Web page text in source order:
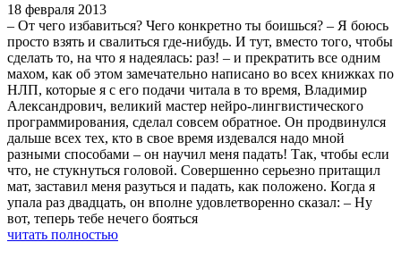
18 февраля 2013
– От чего избавиться? Чего конкретно ты боишься? – Я боюсь
просто взять и свалиться где-нибудь. И тут, вместо того, чтобы
сделать то, на что я надеялась: раз! – и прекратить все одним
махом, как об этом замечательно написано во всех книжках по
НЛП, которые я с его подачи читала в то время, Владимир
Александрович, великий мастер нейро-лингвистического
программирования, сделал совсем обратное. Он продвинулся
дальше всех тех, кто в свое время издевался надо мной
разными способами – он научил меня падать! Так, чтобы если
что, не стукнуться головой. Совершенно серьезно притащил
мат, заставил меня разуться и падать, как положено. Когда я
упала раз двадцать, он вполне удовлетворенно сказал: – Ну
вот, теперь тебе нечего бояться
читать полностью